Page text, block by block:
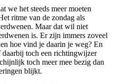
we het steeds meer moeten
ritme van de zondag als
Maar dat wil niet
is. Er zijn immers zoveel
hoe vind je daarin je weg? En
daarbij toch een richtingwijzer
toch meer mee bezig dan
blijkt.